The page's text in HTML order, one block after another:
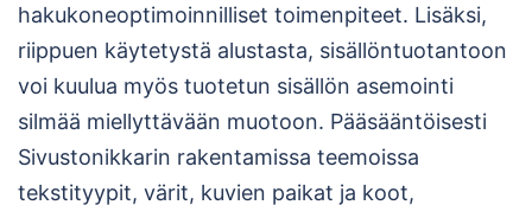
hakukoneoptimoinnilliset toimenpiteet. Lisäksi,
riippuen käytetystä alustasta, sisällöntuotantoon
voi kuulua myös tuotetun sisällön asemointi
silmää miellyttävään muotoon. Pääsääntöisesti
Sivustonikkarin rakentamissa teemoissa
tekstityypit, värit, kuvien paikat ja koot,